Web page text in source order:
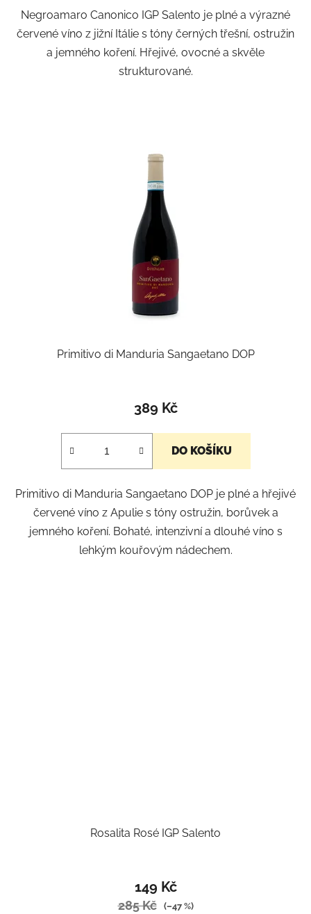
Negroamaro Canonico IGP Salento je plné a výrazné
červené víno z jižní Itálie s tóny černých třešní, ostružin
a jemného koření. Hřejivé, ovocné a skvěle
strukturované.
Primitivo di Manduria Sangaetano DOP
389 Kč
DO KOŠÍKU
Primitivo di Manduria Sangaetano DOP je plné a hřejivé
červené víno z Apulie s tóny ostružin, borůvek a
jemného koření. Bohaté, intenzivní a dlouhé víno s
lehkým kouřovým nádechem.
Rosalita Rosé IGP Salento
149 Kč
285 Kč (–47 %)